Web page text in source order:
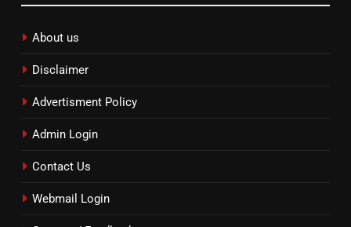
About us
Disclaimer
Advertisment Policy
Admin Login
Contact Us
Webmail Login